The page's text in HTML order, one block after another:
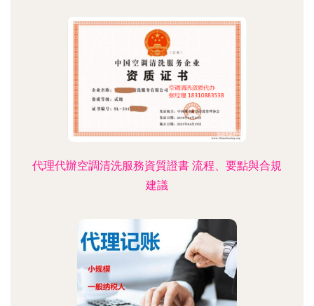
代理代辦空調清洗服務資質證書 流程、要點與合規
建議